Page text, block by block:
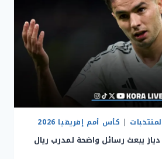
| كأس أمم إفريقيا 2026
يبعث رسائل واضحة لمدرب ريال